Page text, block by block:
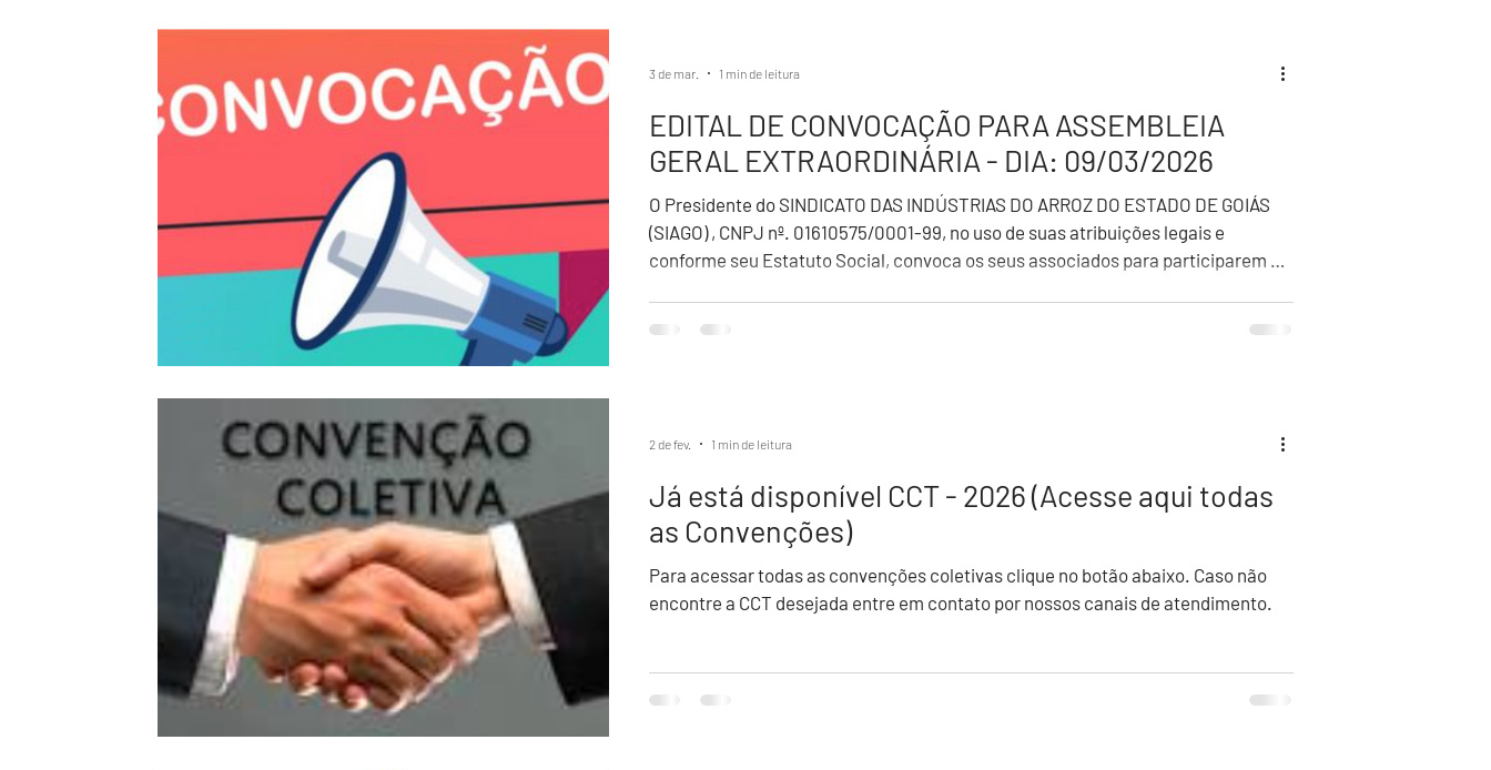
EDITAL DE CONVOCAÇÃO PARA ASSEMBLEIA
GERAL EXTRAORDINÁRIA - DIA: 09/03/2026
O Presidente do SINDICATO DAS INDÚSTRIAS DO ARROZ DO ESTADO DE GOIÁS
(SIAGO) , CNPJ nº. 01610575/0001-99, no uso de suas atribuições legais e
conforme seu Estatuto Social, convoca os seus associados para participarem da
3 de mar. 1 min de leitura
Já está disponível CCT - 2026 (Acesse aqui todas
as Convenções)
Para acessar todas as convenções coletivas clique no botão abaixo. Caso não
encontre a CCT desejada entre em contato por nossos canais de atendimento.
2 de fev. 1 min de leitura